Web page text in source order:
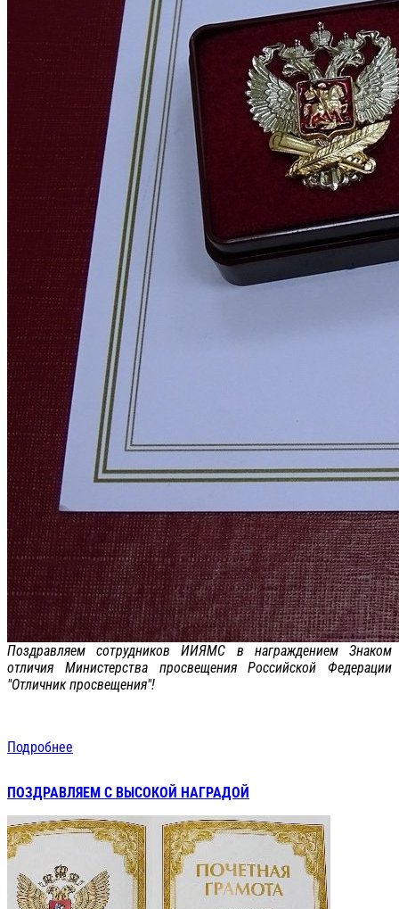
Поздравляем сотрудников ИИЯМС в награждением Знаком
отличия Министерства просвещения Российской Федерации
"Отличник просвещения"!
Подробнее
ПОЗДРАВЛЯЕМ С ВЫСОКОЙ НАГРАДОЙ